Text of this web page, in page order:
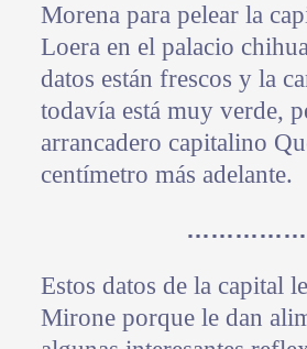
Morena para pelear la
Loera en el palacio
datos están frescos y la
todavía está muy verde,
arrancadero capitalino
centímetro más adelante.
……………
Estos datos de la capital
Mirone porque le dan